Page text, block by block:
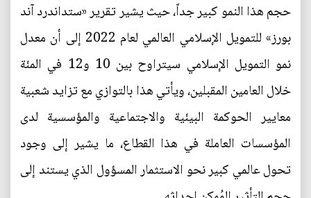
حجم هذا النمو كبير جداً، حيث يشير تقرير «ستداندرد آند
بورز» للتمويل الإسلامي العالمي لعام 2022 إلى أن معدل
نمو التمويل الإسلامي سيتراوح بين 10 و12 في المئة
خلال العامين المقبلين، ويأتي هذا بالتوازي مع تزايد شعبية
معايير الحوكمة البيئية والاجتماعية والمؤسسية لدى
المؤسسات العاملة في هذا القطاع، ما يشير إلى وجود
تحول عالمي كبير نحو الاستثمار المسؤول الذي يستند إلى